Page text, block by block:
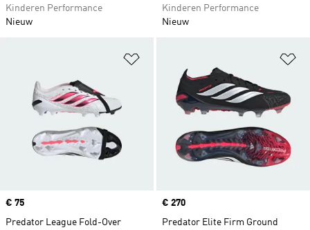
Kinderen Performance
Nieuw
Kinderen Performance
Nieuw
Price
€ 75
Predator League Fold-Over
Price
€ 270
Predator Elite Firm Ground